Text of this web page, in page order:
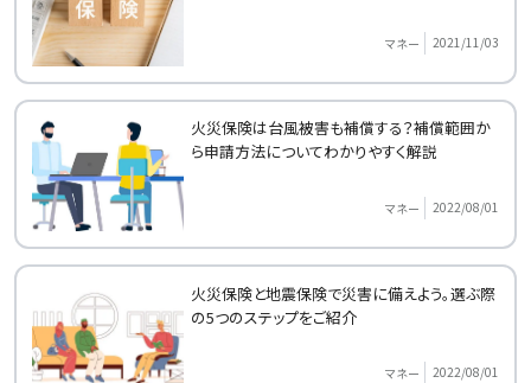
マネー 2021/11/03
火災保険は台風被害も補償する？補償範囲か
ら申請方法についてわかりやすく解説
マネー 2022/08/01
火災保険と地震保険で災害に備えよう。選ぶ際
の5つのステップをご紹介
マネー 2022/08/01